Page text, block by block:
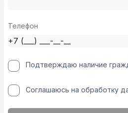
Телефон
Подтверждаю наличие
Соглашаюсь на обработку